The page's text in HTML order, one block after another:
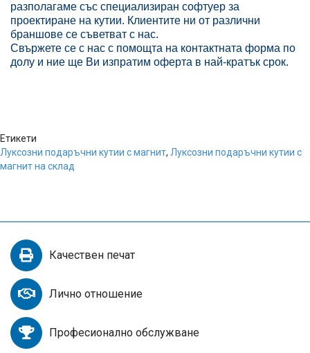
разполагаме със специализиран софтуер за
проектиране на кутии. Клиентите ни от различни
браншове се съветват с нас.
Свържете се с нас с помощта на контактната форма по
долу и ние ще Ви изпратим оферта в най-кратък срок.
Етикети
Луксозни подаръчни кутии с магнит, Луксозни подаръчни кутии с
магнит на склад
Качествен печат
Лично отношение
Професионално обслужване